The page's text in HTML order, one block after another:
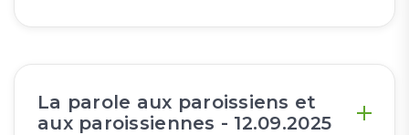
La parole aux paroissiens et
aux paroissiennes - 12.09.2025